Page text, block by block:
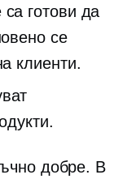
са готови да
се
клиенти.
добре. В